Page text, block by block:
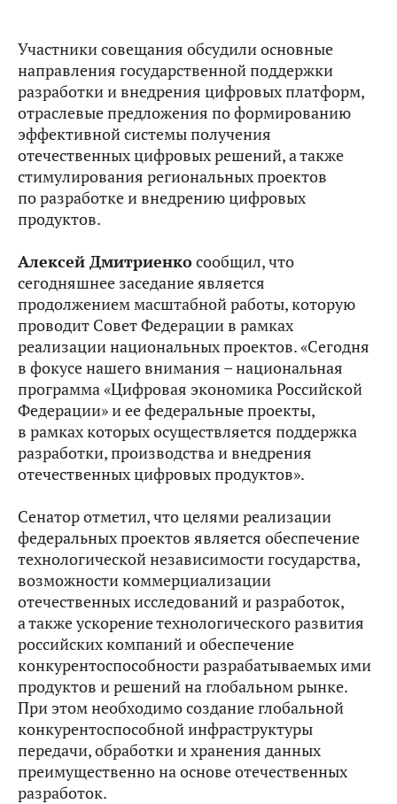
Участники совещания обсудили основные
направления государственной поддержки
разработки и внедрения цифровых платформ,
отраслевые предложения по формированию
эффективной системы получения
отечественных цифровых решений, а также
стимулирования региональных проектов
по разработке и внедрению цифровых
продуктов.
Алексей Дмитриенкосообщил, что
сегодняшнее заседание является
продолжением масштабной работы, которую
проводит Совет Федерации в рамках
реализации национальных проектов. «Сегодня
в фокусе нашего внимания – национальная
программа «Цифровая экономика Российской
Федерации» и ее федеральные проекты,
в рамках которых осуществляется поддержка
разработки, производства и внедрения
отечественных цифровых продуктов».
Сенатор отметил, что целями реализации
федеральных проектов является обеспечение
технологической независимости государства,
возможности коммерциализации
отечественных исследований и разработок,
а также ускорение технологического развития
российских компаний и обеспечение
конкурентоспособности разрабатываемых ими
продуктов и решений на глобальном рынке.
При этом необходимо создание глобальной
конкурентоспособной инфраструктуры
передачи, обработки и хранения данных
преимущественно на основе отечественных
разработок.